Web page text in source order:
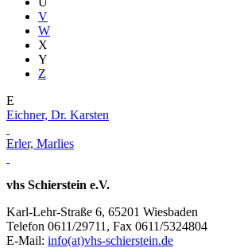
V
W
X
Y
Z
E
Eichner, Dr. Karsten
Erler, Marlies
vhs Schierstein e.V.
Karl-Lehr-Straße 6, 65201 Wiesbaden
Telefon 0611/29711, Fax 0611/5324804
E-Mail: info(at)vhs-schierstein.de